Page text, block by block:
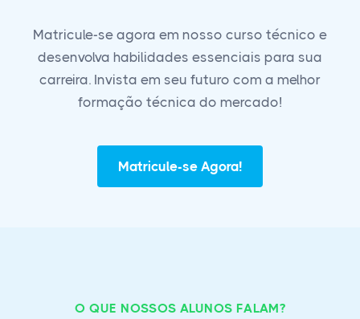
Matricule-se agora em nosso curso técnico e
desenvolva habilidades essenciais para sua
carreira. Invista em seu futuro com a melhor
formação técnica do mercado!
Matricule-se Agora!
O QUE NOSSOS ALUNOS FALAM?